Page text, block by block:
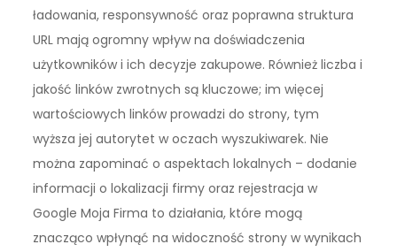
ładowania, responsywność oraz poprawna struktura
URL mają ogromny wpływ na doświadczenia
użytkowników i ich decyzje zakupowe. Również liczba i
jakość linków zwrotnych są kluczowe; im więcej
wartościowych linków prowadzi do strony, tym
wyższa jej autorytet w oczach wyszukiwarek. Nie
można zapominać o aspektach lokalnych – dodanie
informacji o lokalizacji firmy oraz rejestracja w
Google Moja Firma to działania, które mogą
znacząco wpłynąć na widoczność strony w wynikach